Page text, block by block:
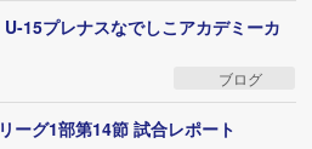
15プレナスなでしこアカデミーカ
ブログ
ーグ1部第14節 試合レポート